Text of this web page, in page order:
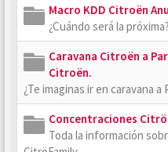
Macro KDD Citroën
¿Cuándo será la
Caravana Citroën a
Citroën.
¿Te imaginas ir en caravana a
Concentraciones
Toda la información